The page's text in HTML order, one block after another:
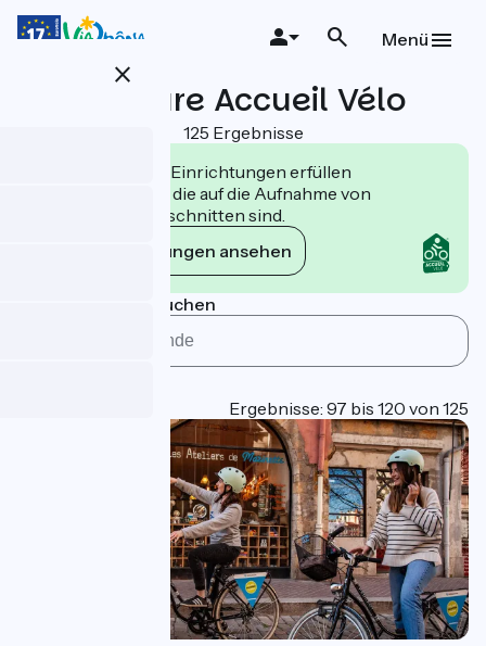
Direkt
zum
close
Menü
Leasure Accueil Vélo
125 Ergebnisse
Die Accueil Vélo Einrichtungen erfüllen
Verpflichtungen, die auf die Aufnahme von
Radfahrern zugeschnitten sind.
Die Verpflichtungen ansehen
Nach Gemeinde suchen
Ergebnisse: 97 bis 120 von 125